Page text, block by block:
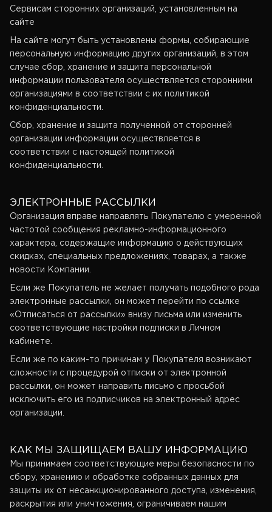
Сервисам сторонних организаций, установленным на
сайте
На сайте могут быть установлены формы, собирающие
персональную информацию других организаций, в этом
случае сбор, хранение и защита персональной
информации пользователя осуществляется сторонними
организациями в соответствии с их политикой
конфиденциальности.
Сбор, хранение и защита полученной от сторонней
организации информации осуществляется в
соответствии с настоящей политикой
конфиденциальности.
ЭЛЕКТРОННЫЕ РАССЫЛКИ
Организация вправе направлять Покупателю с умеренной
частотой сообщения рекламно-информационного
характера, содержащие информацию о действующих
скидках, специальных предложениях, товарах, а также
новости Компании.
Если же Покупатель не желает получать подобного рода
электронные рассылки, он может перейти по ссылке
«Отписаться от рассылки» внизу письма или изменить
соответствующие настройки подписки в Личном
кабинете.
Если же по каким-то причинам у Покупателя возникают
сложности с процедурой отписки от электронной
рассылки, он может направить письмо с просьбой
исключить его из подписчиков на электронный адрес
организации.
КАК МЫ ЗАЩИЩАЕМ ВАШУ ИНФОРМАЦИЮ
Мы принимаем соответствующие меры безопасности по
сбору, хранению и обработке собранных данных для
защиты их от несанкционированного доступа, изменения,
раскрытия или уничтожения, ограничиваем нашим